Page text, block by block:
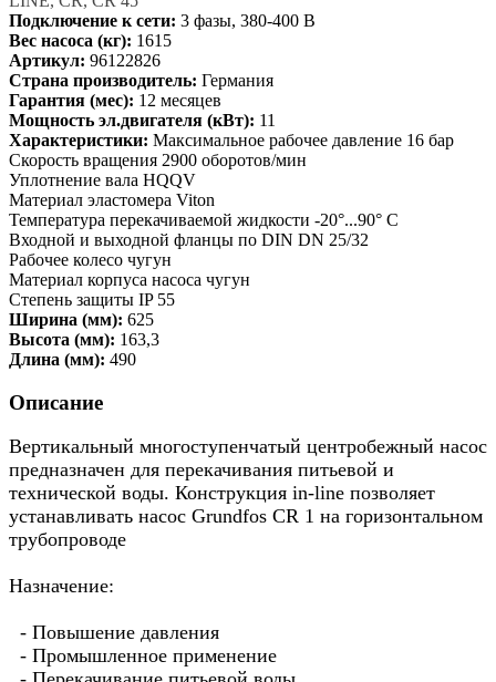
Подключение к сети: 3 фазы, 380-400 В
Вес насоса (кг): 1615
Артикул: 96122826
Страна производитель: Германия
Гарантия (мес): 12 месяцев
Мощность эл.двигателя (кВт): 11
Характеристики: Максимальное рабочее давление 16 бар
Скорость вращения 2900 оборотов/мин
Уплотнение вала HQQV
Материал эластомера Viton
Температура перекачиваемой жидкости -20°...90° C
Входной и выходной фланцы по DIN DN 25/32
Рабочее колесо чугун
Материал корпуса насоса чугун
Степень защиты IP 55
Ширина (мм): 625
Высота (мм): 163,3
Длина (мм): 490
Описание
Вертикальный многоступенчатый центробежный насос
предназначен для перекачивания питьевой и
технической воды. Конструкция in-line позволяет
устанавливать насос Grundfos CR 1 на горизонтальном
трубопроводе
Назначение:
- Повышение давления
- Промышленное применение